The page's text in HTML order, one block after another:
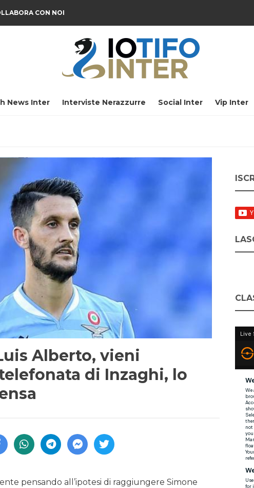
CON NOI
News Inter Interviste Nerazzurre Social Inter Vip Inter
Alberto, vieni
telefonata di Inzaghi, lo
pensando all’ipotesi di raggiungere Simone